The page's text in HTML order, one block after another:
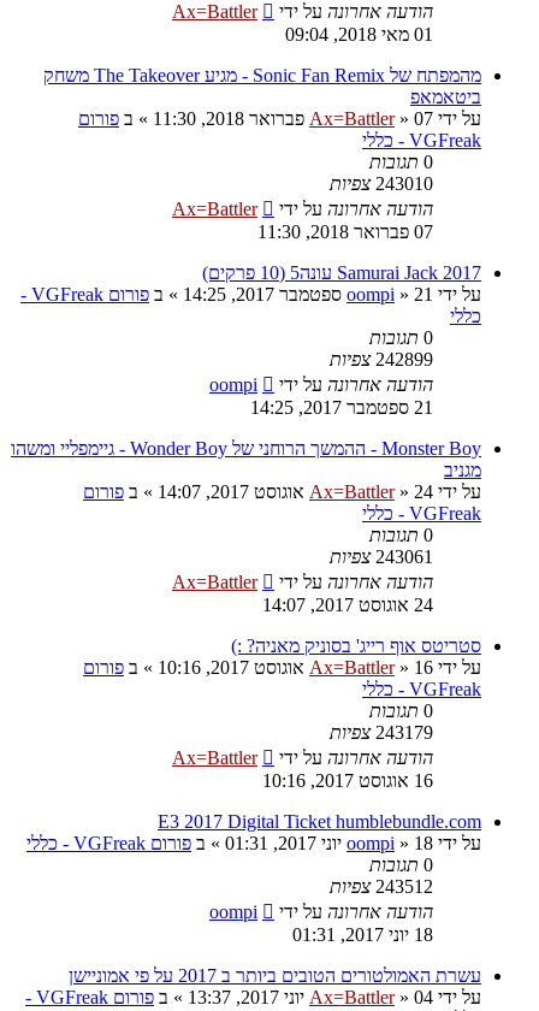
הודעה אחרונה על ידי
Ax=Battler
01 מאי 2018, 09:04
מהמפתח של Sonic Fan Remix - מגיע The Takeover משחק
ביטאמאפ
על ידי
Ax=Battler» 07 פברואר 2018, 11:30 » ב פורום
VGFreak - כללי
0 תגובות
243010 צפיות
הודעה אחרונה על ידי
Ax=Battler
07 פברואר 2018, 11:30
Samurai Jack 2017 עונה5 (10 פרקים)
על ידי
oompi » 21 ספטמבר 2017, 14:25 » ב
פורום VGFreak -
כללי
0 תגובות
242899 צפיות
הודעה אחרונה על ידי
oompi
21 ספטמבר 2017, 14:25
Monster Boy - ההמשך הרוחני של Wonder Boy - גיימפליי ומשהו
מגניב
על ידי
Ax=Battler» 24 אוגוסט 2017, 14:07 » ב פורום
VGFreak - כללי
0 תגובות
243061 צפיות
הודעה אחרונה על ידי
Ax=Battler
24 אוגוסט 2017, 14:07
סטריטס אוף רייג' בסוניק מאניה? :)
על ידי
Ax=Battler» 16 אוגוסט 2017, 10:16 » ב פורום
VGFreak - כללי
0 תגובות
243179 צפיות
הודעה אחרונה על ידי
Ax=Battler
16 אוגוסט 2017, 10:16
E3 2017 Digital Ticket humblebundle.com
על ידי
oompi » 18 יוני 2017, 01:31 » ב פורום VGFreak - כללי
0 תגובות
243512 צפיות
הודעה אחרונה על ידי
oompi
18 יוני 2017, 01:31
עשרת האמולטורים הטובים ביותר ב 2017 על פי אמוניישן
על ידי
Ax=Battler» 04 יוני 2017, 13:37 » ב
פורום VGFreak -